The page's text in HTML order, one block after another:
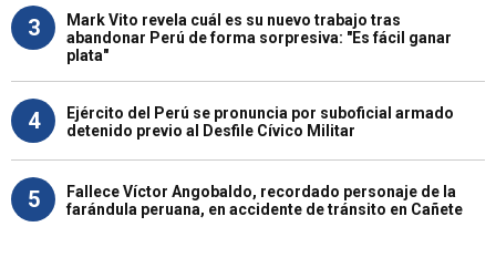
3
Mark Vito revela cuál es su nuevo trabajo tras
abandonar Perú de forma sorpresiva: "Es fácil ganar
plata"
4
Ejército del Perú se pronuncia por suboficial armado
detenido previo al Desfile Cívico Militar
5
Fallece Víctor Angobaldo, recordado personaje de la
farándula peruana, en accidente de tránsito en Cañete